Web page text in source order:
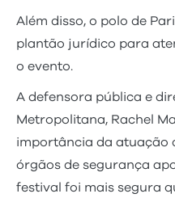
Além disso, o polo de
plantão jurídico para
o evento.
A defensora pública e
Metropolitana, Rachel
importância da atuação
órgãos de segurança
festival foi mais segura